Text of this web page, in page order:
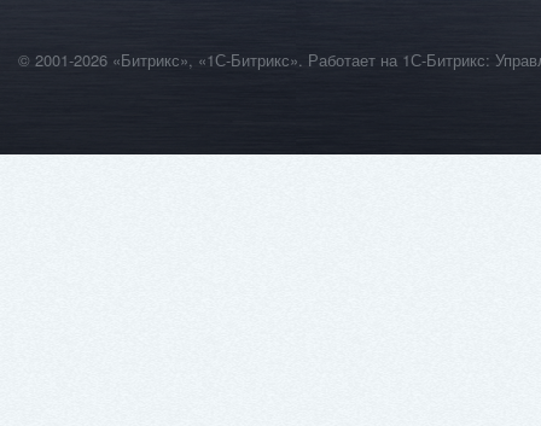
© 2001-2026 «Битрикс», «1С-Битрикс». Работает на 1С-Битрикс: